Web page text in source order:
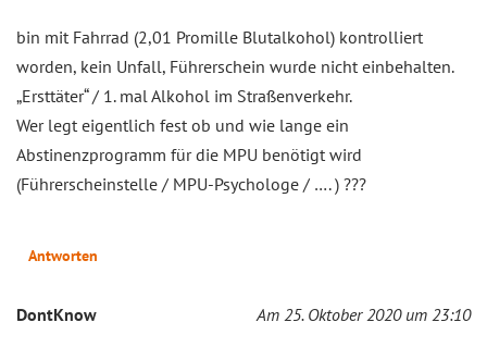
bin mit Fahrrad (2,01 Promille Blutalkohol) kontrolliert
worden, kein Unfall, Führerschein wurde nicht einbehalten.
„Ersttäter“ / 1. mal Alkohol im Straßenverkehr.
Wer legt eigentlich fest ob und wie lange ein
Abstinenzprogramm für die MPU benötigt wird
(Führerscheinstelle / MPU-Psychologe / …. ) ???
Antworten
DontKnow Am 25. Oktober 2020 um 23:10